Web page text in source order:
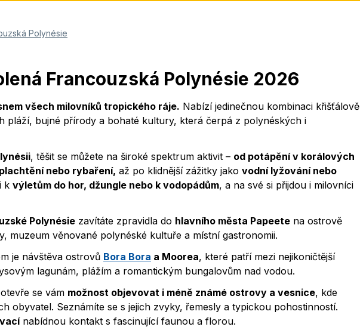
Polynésie
Francouzská Polynésie 2026
všech milovníků tropického ráje. Nabízí jedinečnou kombinaci křišťálově
pláží, bujné přírody a bohaté kultury, která čerpá z polynéských i
, těšit se můžete na široké spektrum aktivit – od potápění v korálových
nebo rybaření, až po klidnější zážitky jako vodní lyžování nebo
k výletům do hor, džungle nebo k vodopádům, a na své si přijdou i milovníci
Polynésie zavítáte zpravidla do hlavního města Papeete na ostrově
muzeum věnované polynéské kultuře a místní gastronomii.
je návštěva ostrovů Bora Bora a Moorea, které patří mezi nejikoničtější
lagunám, plážím a romantickým bungalovům nad vodou.
se vám možnost objevovat i méně známé ostrovy a vesnice, kde
obyvatel. Seznámíte se s jejich zvyky, řemesly a typickou pohostinností.
nabídnou kontakt s fascinující faunou a florou.